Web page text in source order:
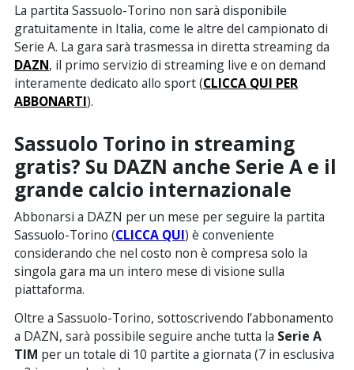
La partita Sassuolo-Torino non sarà disponibile
gratuitamente in Italia, come le altre del campionato di
Serie A. La gara sarà trasmessa in diretta streaming da
DAZN, il primo servizio di streaming live e on demand
interamente dedicato allo sport (CLICCA QUI PER
ABBONARTI).
Sassuolo Torino in streaming
gratis? Su DAZN anche Serie A e il
grande calcio internazionale
Abbonarsi a DAZN per un mese per seguire la partita
Sassuolo-Torino (CLICCA QUI) è conveniente
considerando che nel costo non è compresa solo la
singola gara ma un intero mese di visione sulla
piattaforma.
Oltre a Sassuolo-Torino, sottoscrivendo l’abbonamento
a DAZN, sarà possibile seguire anche tutta la Serie A
TIM per un totale di 10 partite a giornata (7 in esclusiva